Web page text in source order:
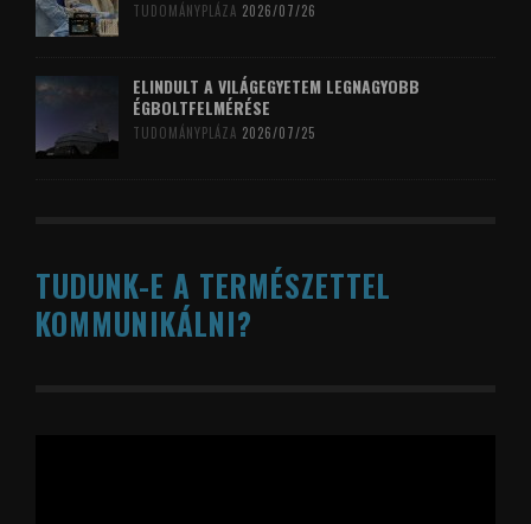
TUDOMÁNYPLÁZA 2026/07/26
ELINDULT A VILÁGEGYETEM LEGNAGYOBB
ÉGBOLTFELMÉRÉSE
TUDOMÁNYPLÁZA 2026/07/25
TUDUNK-E A TERMÉSZETTEL
KOMMUNIKÁLNI?